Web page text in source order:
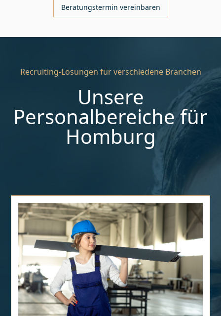
Beratungstermin vereinbaren
Recruiting-Lösungen für verschiedene Branchen
Unsere
Personalbereiche für
Homburg